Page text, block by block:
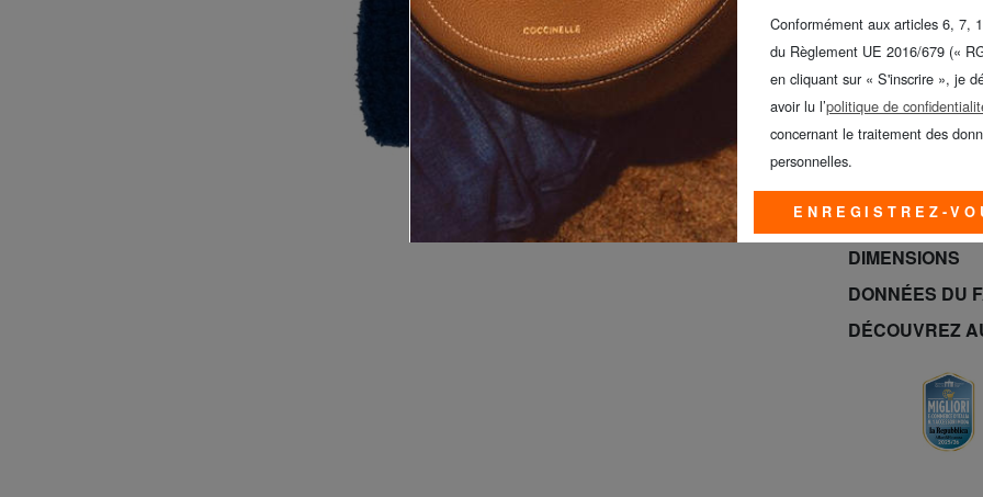
GUESS &
JUSQU’AU 9
COMPOSITION
DIMENSIONS
DONNÉES DU
DÉCOUVREZ
Conformément aux articles 6, 7,
du Règlement UE 2016/679 («
en cliquant sur « S'inscrire », je
avoir lu l’politique de
concernant le traitement des
personnelles.
ENREGISTREZ-